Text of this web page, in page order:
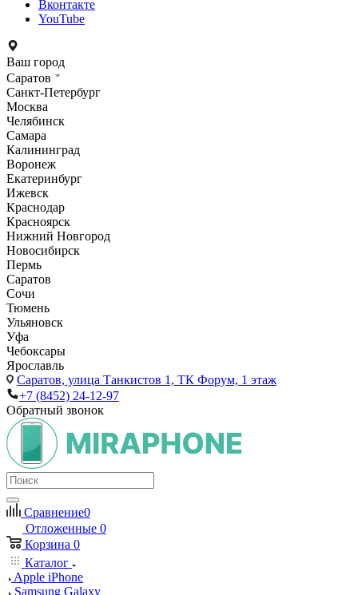
Вконтакте
YouTube
Ваш город
Саратов
Санкт-Петербург
Москва
Челябинск
Самара
Калининград
Воронеж
Екатеринбург
Ижевск
Краснодар
Красноярск
Нижний Новгород
Новосибирск
Пермь
Саратов
Сочи
Тюмень
Ульяновск
Уфа
Чебоксары
Ярославль
Саратов, улица Танкистов 1, ТК Форум, 1 этаж
+7 (8452) 24-12-97
Обратный звонок
Сравнение0
Отложенные 0
Корзина 0
Каталог
Apple iPhone
Samsung Galaxy